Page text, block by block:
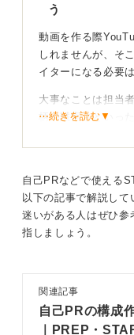
それよりも基本的
がストレートに伝
話の構成も結論か
でわかりやすいも
ピールできます。
0
う
動画を作る際
しれませんが、そ
イターになる必要
大事なことは担当
柄や誠実さといっ
ナログの良さや温
るかと思います。
良く編集ソフトで
指定がなければス
たとえば、スケッ
がら話すといった
目で見せながら話
⋯続きを読む▼
自己PRなどで使える
以下の記事で解説し
迷いがある人はぜひ参
指しましょう。
関連記事
自己PRの構成
｜PREP・